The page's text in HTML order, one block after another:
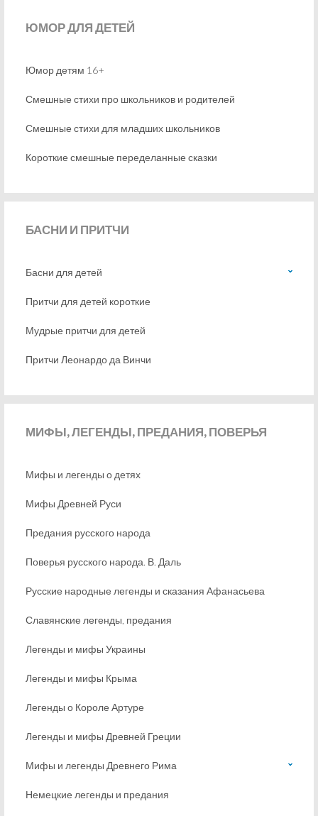
ЮМОРДЛЯ ДЕТЕЙ
Юмор детям 16+
Смешные стихи про школьников и родителей
Смешные стихи для младших школьников
Короткие смешные переделанные сказки
БАСНИ И ПРИТЧИ
Басни для детей
Притчи для детей короткие
Мудрые притчи для детей
Притчи Леонардо да Винчи
МИФЫ,ЛЕГЕНДЫ, ПРЕДАНИЯ, ПОВЕРЬЯ
Мифы и легенды о детях
Мифы Древней Руси
Предания русского народа
Поверья русского народа. В. Даль
Русские народные легенды и сказания Афанасьева
Славянские легенды, предания
Легенды и мифы Украины
Легенды и мифы Крыма
Легенды о Короле Артуре
Легенды и мифы Древней Греции
Мифы и легенды Древнего Рима
Немецкие легенды и предания